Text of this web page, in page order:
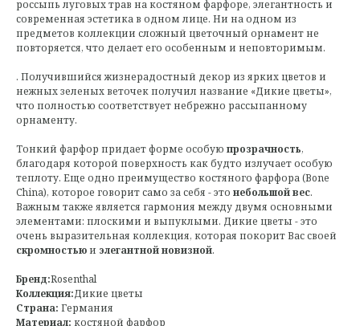
россыпь луговых трав на костяном фарфоре, элегантность и
современная эстетика в одном лице. Ни на одном из
предметов коллекции сложный цветочный орнамент не
повторяется, что делает его особенным и неповторимым.
. Получившийся жизнерадостный декор из ярких цветов и
нежных зеленых веточек получил название «Дикие цветы»,
что полностью соответствует небрежно рассыпанному
орнаменту.
Тонкий фарфор придает форме особую прозрачность,
благодаря которой поверхность как будто излучает особую
теплоту. Еще одно преимущество костяного фарфора (Bone
China), которое говорит само за себя - это небольшой вес.
Важным также является гармония между двумя основными
элементами: плоскими и выпуклыми. Дикие цветы - это
очень выразительная коллекция, которая покорит Вас своей
скромностью и элегантной новизной.
Бренд:Rosenthal
Коллекция:Дикие цветы
Страна: Германия
Материал: костяной фарфор